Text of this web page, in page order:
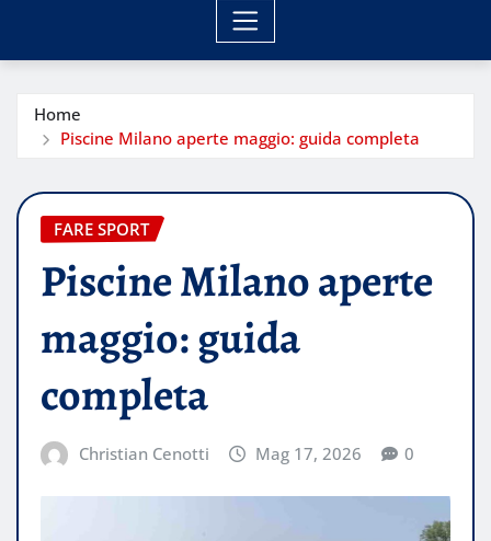
Home
Piscine Milano aperte maggio: guida completa
FARE SPORT
Piscine Milano aperte
maggio: guida
completa
Christian Cenotti Mag 17, 2026 0